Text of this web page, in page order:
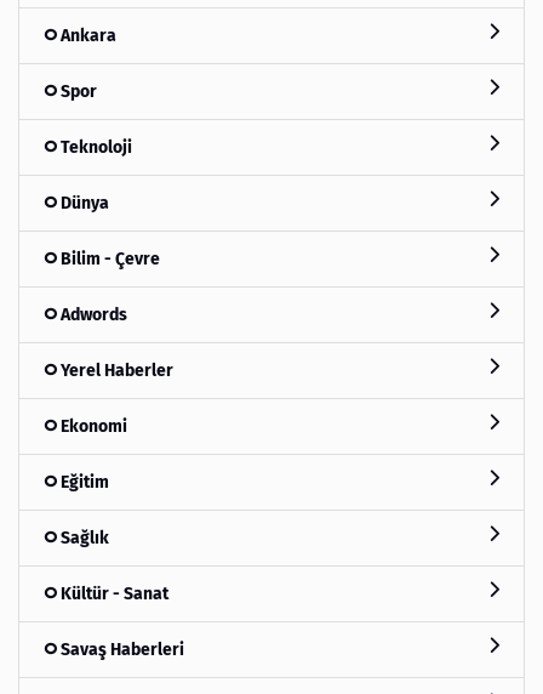
Ankara
Spor
Teknoloji
Dünya
Bilim - Çevre
Adwords
Yerel Haberler
Ekonomi
Eğitim
Sağlık
Kültür - Sanat
Savaş Haberleri